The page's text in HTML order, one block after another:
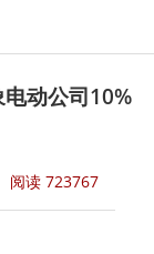
动公司10%
阅读 723767